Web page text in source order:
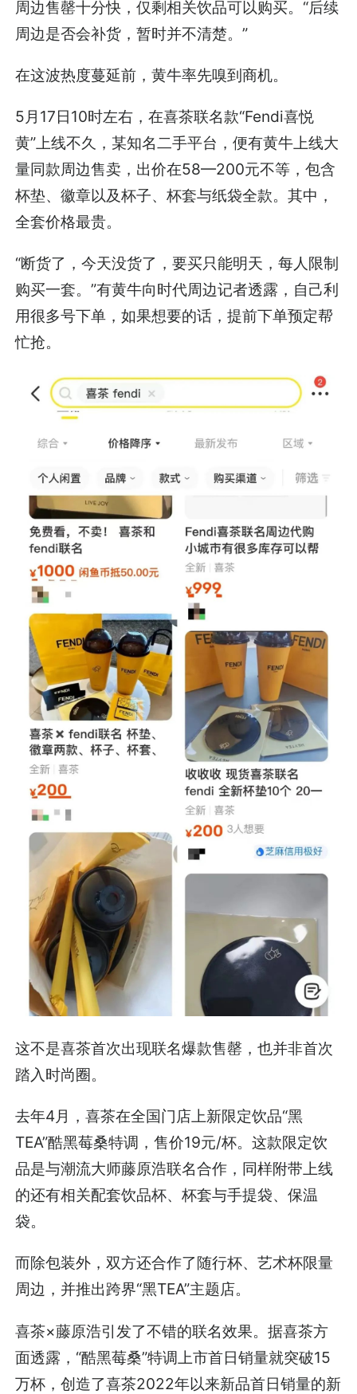
周边售罄十分快，仅剩相关饮品可以购买。“后续
周边是否会补货，暂时并不清楚。”
在这波热度蔓延前，黄牛率先嗅到商机。
5月17日10时左右，在喜茶联名款“Fendi喜悦
黄”上线不久，某知名二手平台，便有黄牛上线大
量同款周边售卖，出价在58—200元不等，包含
杯垫、徽章以及杯子、杯套与纸袋全款。其中，
全套价格最贵。
“断货了，今天没货了，要买只能明天，每人限制
购买一套。”有黄牛向时代周边记者透露，自己利
用很多号下单，如果想要的话，提前下单预定帮
忙抢。
这不是喜茶首次出现联名爆款售罄，也并非首次
踏入时尚圈。
去年4月，喜茶在全国门店上新限定饮品“黑
TEA”酷黑莓桑特调，售价19元/杯。这款限定饮
品是与潮流大师藤原浩联名合作，同样附带上线
的还有相关配套饮品杯、杯套与手提袋、保温
袋。
而除包装外，双方还合作了随行杯、艺术杯限量
周边，并推出跨界“黑TEA”主题店。
喜茶×藤原浩引发了不错的联名效果。据喜茶方
面透露，“酷黑莓桑”特调上市首日销量就突破15
万杯，创造了喜茶2022年以来新品首日销量的新